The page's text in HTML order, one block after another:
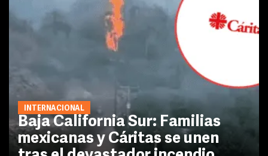
INTERNACIONAL
Baja California Sur: Familias
mexicanas y Cáritas se unen